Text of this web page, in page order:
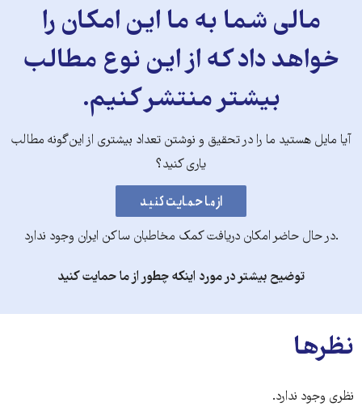
مالی شما به ما این امکان را
خواهد داد که از این نوع مطالب
بیشتر منتشر کنیم.
آیا مایل هستید ما را در تحقیق و نوشتن تعداد بیشتری از این‌گونه مطالب
یاری کنید؟
.در حال حاضر امکان دریافت کمک مخاطبان ساکن ایران وجود ندارد
توضیح بیشتر در مورد اینکه چطور از ما حمایت کنید
نظرها
نظری وجود ندارد.